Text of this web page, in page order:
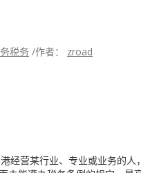
税务 /作者： zroad
经营某行业、专业或业务的